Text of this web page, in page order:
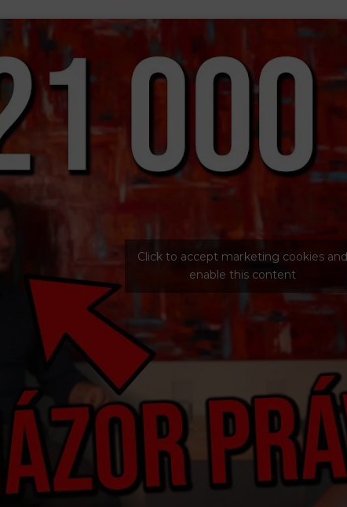
Click to accept marketing cookies and
enable this content